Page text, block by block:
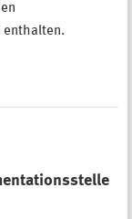
enthalten.